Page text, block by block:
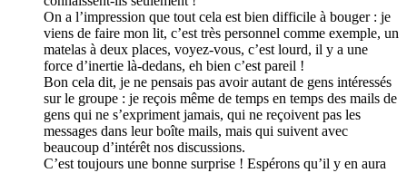
On a l’impression que tout cela est bien difficile à bouger : je
viens de faire mon lit, c’est très personnel comme exemple, un
matelas à deux places, voyez-vous, c’est lourd, il y a une
force d’inertie là-dedans, eh bien c’est pareil !
Bon cela dit, je ne pensais pas avoir autant de gens intéressés
sur le groupe : je reçois même de temps en temps des mails de
gens qui ne s’expriment jamais, qui ne reçoivent pas les
messages dans leur boîte mails, mais qui suivent avec
beaucoup d’intérêt nos discussions.
C’est toujours une bonne surprise ! Espérons qu’il y en aura